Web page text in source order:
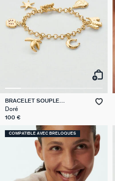
BRACELET SOUPLE
BRELOQUES PANGEA
Doré
100 €
COMPATIBLE AVEC BRELOQUES